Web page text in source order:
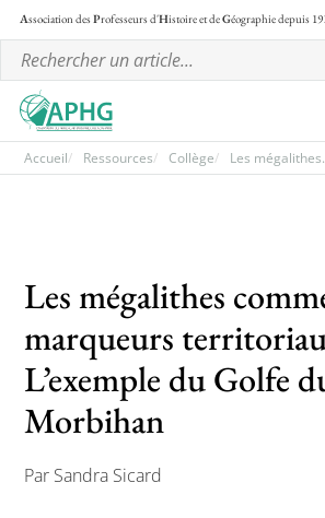
Association desProfesseurs d'Histoire et deGéographiedepuis
Les ateliers
Communiqués et
Lettre d’information de
L’APHG dans la presse
Accueil Ressources Collège Les
Les mégalithes
marqueurs
L’exemple du Golfe
Morbihan
Par Sandra Sicard